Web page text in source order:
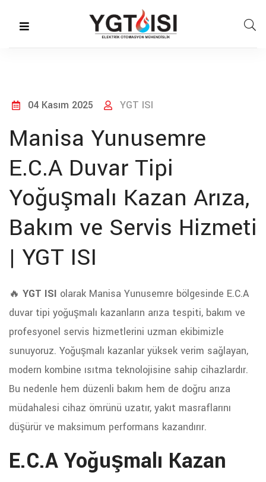
04 Kasım 2025 YGT ISI
Manisa Yunusemre
E.C.A Duvar Tipi
Yoğuşmalı Kazan Arıza,
Bakım ve Servis Hizmeti
| YGT ISI
🔥 YGT ISI olarak Manisa Yunusemre bölgesinde E.C.A
duvar tipi yoğuşmalı kazanların arıza tespiti, bakım ve
profesyonel servis hizmetlerini uzman ekibimizle
sunuyoruz. Yoğuşmalı kazanlar yüksek verim sağlayan,
modern kombine ısıtma teknolojisine sahip cihazlardır.
Bu nedenle hem düzenli bakım hem de doğru arıza
müdahalesi cihaz ömrünü uzatır, yakıt masraflarını
düşürür ve maksimum performans kazandırır.
E.C.A Yoğuşmalı Kazan